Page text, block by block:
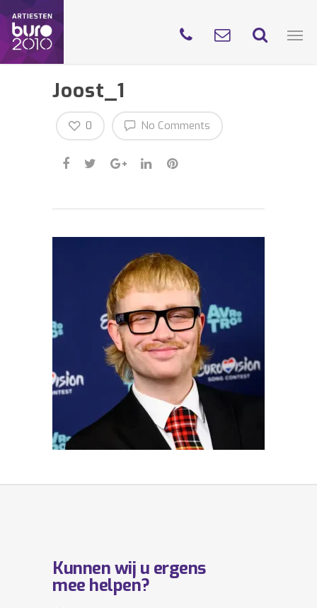
Joost_1
No Comments
0
Kunnen wij u ergens
mee helpen?